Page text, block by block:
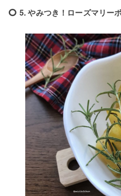
5. やみつき！ローズマリー